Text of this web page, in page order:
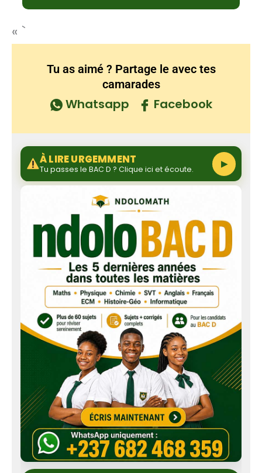
« `
Tu as aimé ? Partage le avec tes
camarades
Whatsapp Facebook
À LIRE URGEMMENT
Tu passes le BAC D ? Clique ici et écoute. ▶